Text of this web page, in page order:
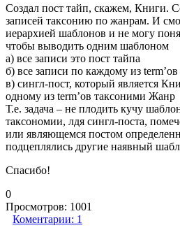
Создал пост тайп, скажем, Книги.
записей таксонию по жанрам. И
иерархией шаблонов и не могу
чтобы выводить одним шаблоном
а) все записи это пост тайпа
б) все записи по каждому из
в) сингл-пост, который является
одному из term’ов таксоними Жанр
Т.е. задача – не плодить кучу
таксономии, лдя сингл-поста,
или являющемся постом
подцеплялись другие наявный
Cпасибо!
0
Просмотров: 1001
Коментарии: 1